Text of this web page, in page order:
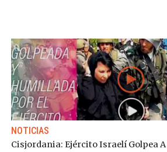
NOTICIAS
Cisjordania: Ejército Israelí Golpea